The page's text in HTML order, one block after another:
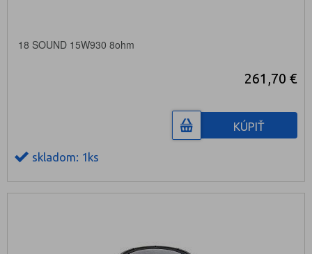
18 SOUND 15W930 8ohm
261,70 €
KÚPIŤ
skladom: 1ks